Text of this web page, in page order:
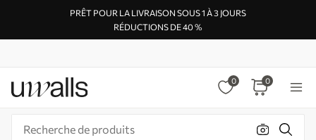
PRÊT POUR LA LIVRAISON SOUS 1 À 3 JOURS
RÉDUCTIONS DE 40 %
0 0